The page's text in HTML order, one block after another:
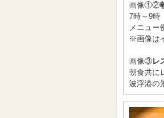
画像①②
7時～9時
メニュー
※画像は
画像③レ
朝食共に
波浮港の